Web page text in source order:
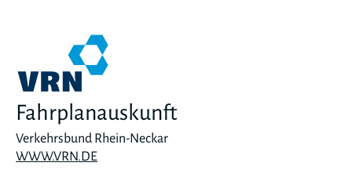
Fahrplanauskunft
Verkehrsbund Rhein-Neckar
WWW.VRN.DE